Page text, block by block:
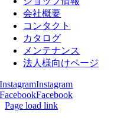
会社概要
コンタクト
カタログ
メンテナンス
法人様向けページ
InstagramInstagram
FacebookFacebook
Page load link